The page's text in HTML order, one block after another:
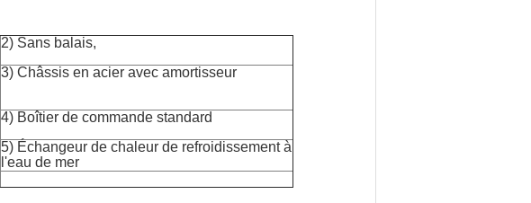
2) Sans balais,
3) Châssis en acier avec amortisseur
4) Boîtier de commande standard
5) Échangeur de chaleur de refroidissement à
l'eau de mer